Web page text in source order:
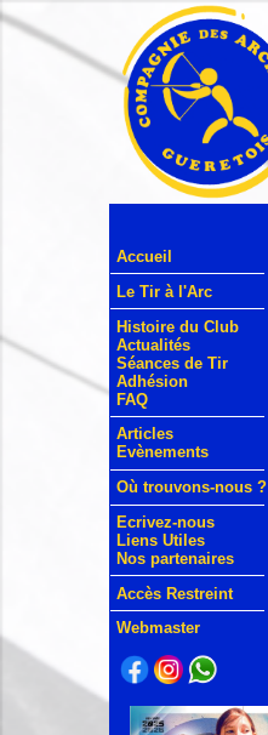
Accueil
Le Tir à l'Arc
Histoire du Club
Actualités
Séances de Tir
Adhésion
FAQ
Articles
Evènements
Où trouvons-nous ?
Ecrivez-nous
Liens Utiles
Nos partenaires
Accès Restreint
Webmaster